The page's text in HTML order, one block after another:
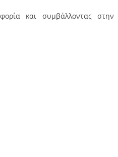
και συμβάλλοντας στην